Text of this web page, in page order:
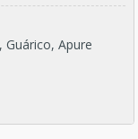
Guárico, Apure